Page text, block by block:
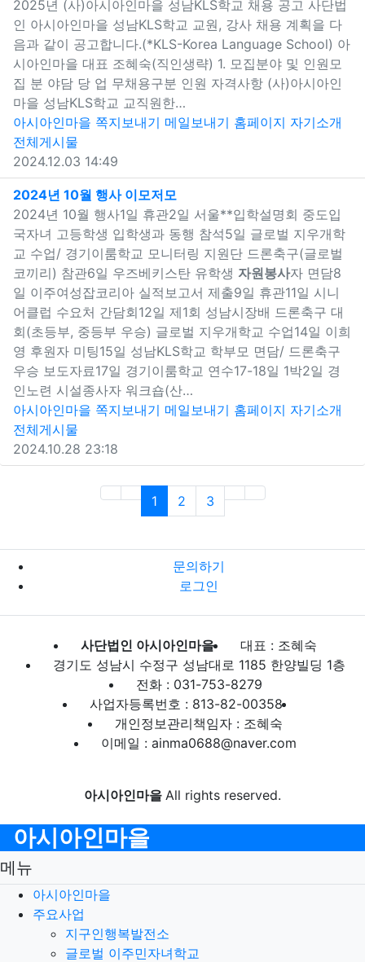
2025년 (사)아시아인마을 성남KLS학교 채용 공고 사단법
인 아시아인마을 성남KLS학교 교원, 강사 채용 계획을 다
음과 같이 공고합니다.(*KLS-Korea Language School) 아
시아인마을 대표 조혜숙(직인생략) 1. 모집분야 및 인원모
집 분 야담 당 업 무채용구분 인원 자격사항 (사)아시아인
마을 성남KLS학교 교직원한…
아시아인마을 쪽지보내기 메일보내기 홈페이지 자기소개
전체게시물
2024.12.03 14:49
2024년 10월 행사 이모저모
2024년 10월 행사1일 휴관2일 서울**입학설명회 중도입
국자녀 고등학생 입학생과 동행 참석5일 글로벌 지우개학
교 수업/ 경기이룸학교 모니터링 지원단 드론축구(글로벌
코끼리) 참관6일 우즈베키스탄 유학생 자원봉사자 면담8
일 이주여성잡코리아 실적보고서 제출9일 휴관11일 시니
어클럽 수요처 간담회12일 제1회 성남시장배 드론축구 대
회(초등부, 중등부 우승) 글로벌 지우개학교 수업14일 이희
영 후원자 미팅15일 성남KLS학교 학부모 면담/ 드론축구
우승 보도자료17일 경기이룸학교 연수17-18일 1박2일 경
인노련 시설종사자 워크숍(산…
아시아인마을 쪽지보내기 메일보내기 홈페이지 자기소개
전체게시물
2024.10.28 23:18
1(current)
2 3
문의하기
로그인
사단법인 아시아인마을
대표 : 조혜숙
경기도 성남시 수정구 성남대로 1185 한양빌딩 1층
전화 : 031-753-8279
사업자등록번호 : 813-82-00358
개인정보관리책임자 : 조혜숙
이메일 : ainma0688@naver.com
아시아인마을 All rights reserved.
아시아인마을
메뉴
아시아인마을
주요사업
지구인행복발전소
글로벌 이주민자녀학교